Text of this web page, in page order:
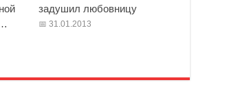
задушил любовницу
31.01.2013